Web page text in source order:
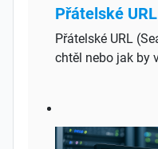
Přátelské
Přátelské URL
chtěl nebo jak by